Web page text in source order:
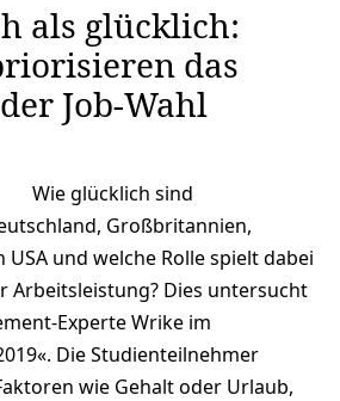
als glücklich:
das
Job-Wahl
Wie glücklich sind
Großbritannien,
und welche Rolle spielt dabei
Arbeitsleistung? Dies untersucht
Experte Wrike im
Die Studienteilnehmer
wie Gehalt oder Urlaub,